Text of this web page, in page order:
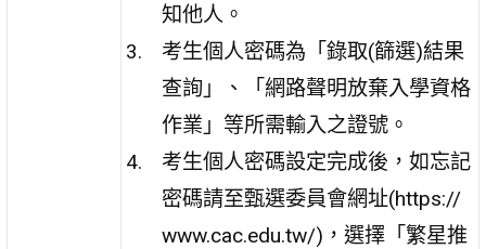
知他人。
考生個人密碼為「錄取(篩選)結果
查詢」、「網路聲明放棄入學資格
作業」等所需輸入之證號。
考生個人密碼設定完成後，如忘記
密碼請至甄選委員會網址(https://
www.cac.edu.tw/)，選擇「繁星推